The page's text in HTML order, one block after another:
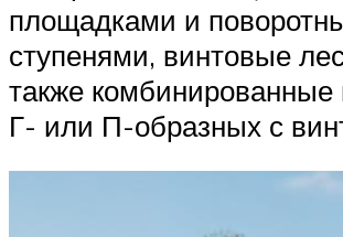
площадками и
ступенями, винтовые
также комбинированные
Г- или П-образных с